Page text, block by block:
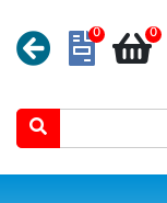
0
0